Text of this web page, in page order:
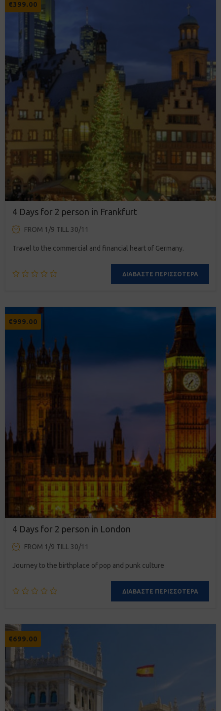
€399.00
4 Days for 2 person in Frankfurt
FROM 1/9 TILL 30/11
Travel to the commercial and financial heart of Germany.
ΔΙΑΒΆΣΤΕ ΠΕΡΙΣΣΌΤΕΡΑ
€999.00
4 Days for 2 person in London
FROM 1/9 TILL 30/11
Journey to the birthplace of pop and punk culture
ΔΙΑΒΆΣΤΕ ΠΕΡΙΣΣΌΤΕΡΑ
€699.00